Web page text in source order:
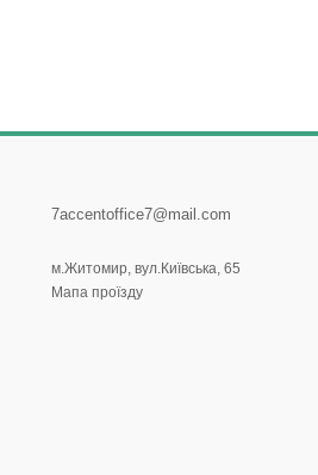
7accentoffice7@mail.com
м.Житомир, вул.Київська, 65
Мапа проїзду